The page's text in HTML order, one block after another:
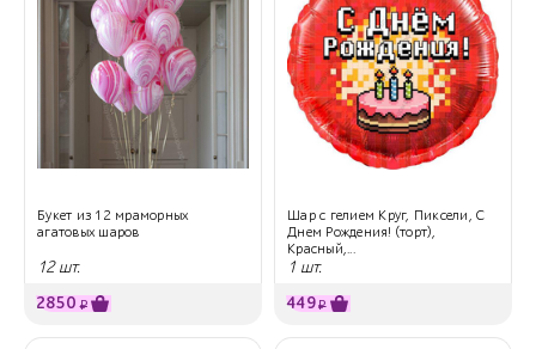
Букет из 12 мраморных
агатовых шаров
12 шт.
2850 ₽
Шар с гелием Круг, Пиксели, С
Днем Рождения! (торт),
Красный,...
1 шт.
449₽